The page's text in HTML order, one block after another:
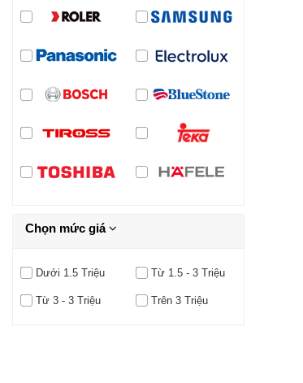
Chọn mức giá
Dưới 1.5 Triệu Từ 1.5 - 3 Triệu
Từ 3 - 3 Triệu Trên 3 Triệu